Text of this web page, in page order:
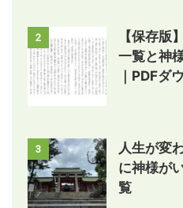
2
【保存版
一覧と神
｜PDFダ
3
人生が変
に神様が
覧